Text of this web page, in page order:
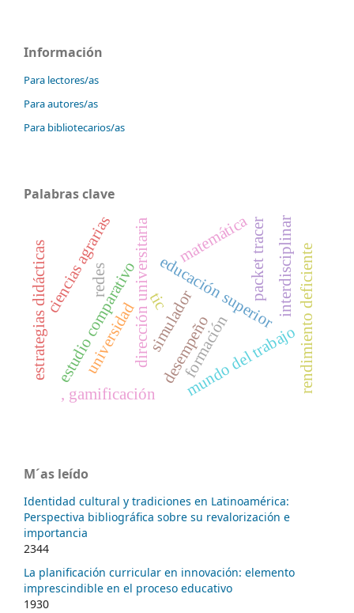
Información
Para lectores/as
Para autores/as
Para bibliotecarios/as
Palabras clave
desempeño
educación superior
formación
dirección universitaria
estudio comparativosimulador
packet tracer
redes
tic
ciencias agrarias
mundo del trabajo
estrategias didácticas rendimiento deficiente
matemática
universidad
interdisciplinar
, gamificación
M´as leído
Identidad cultural y tradiciones en Latinoamérica:
Perspectiva bibliográfica sobre su revalorización e
importancia
2344
La planificación curricular en innovación: elemento
imprescindible en el proceso educativo
1930